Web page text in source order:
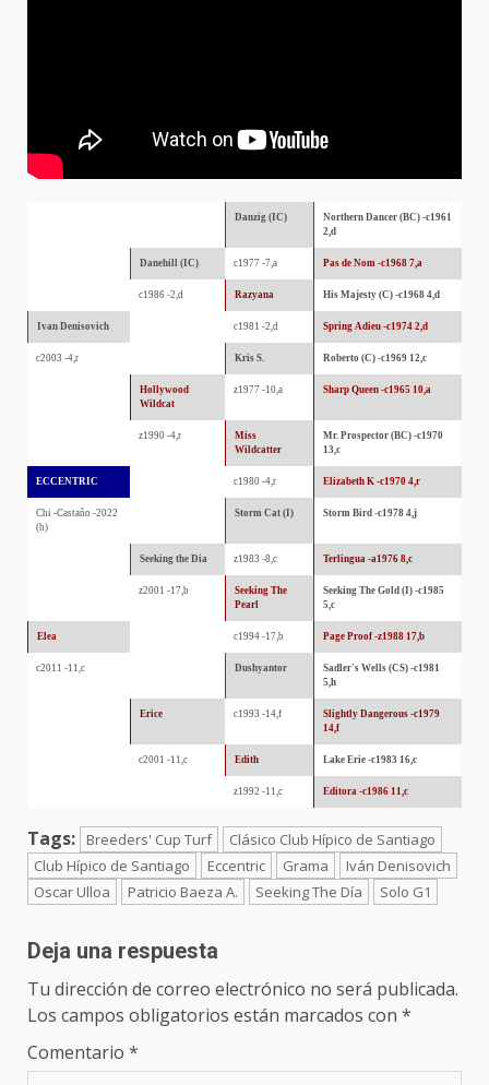
Danzig (IC)
Northern Dancer (BC) -c1961
2,d
Danehill (IC) c1977 -7,a Pas de Nom -c1968 7,a
c1986 -2,d Razyana His Majesty (C) -c1968 4,d
Ivan Denisovich c1981 -2,d Spring Adieu -c1974 2,d
c2003 -4,r Kris S. Roberto (C) -c1969 12,c
Hollywood
Wildcat
z1977 -10,a Sharp Queen -c1965 10,a
z1990 -4,r
Miss
Wildcatter
Mr. Prospector (BC) -c1970
13,c
ECCENTRIC c1980 -4,r Elizabeth K -c1970 4,r
Chi -Castaño -2022
(h)
Storm Cat (I) Storm Bird -c1978 4,j
Seeking the Dia z1983 -8,c Terlingua -a1976 8,c
z2001 -17,b
Seeking The
Pearl
Seeking The Gold (I) -c1985
5,c
Elea c1994 -17,b Page Proof -z1988 17,b
c2011 -11,c Dushyantor
Sadler's Wells (CS) -c1981
5,h
Erice c1993 -14,f
Slightly Dangerous -c1979
14,f
c2001 -11,c Edith Lake Erie -c1983 16,c
z1992 -11,c Editora -c1986 11,c
Tags: Breeders' Cup Turf
Clásico Club Hípico de Santiago
Club Hípico de Santiago
Eccentric Grama
Iván Denisovich
Oscar Ulloa
Patricio Baeza A. Seeking The Día Solo G1
Deja una respuesta
Tu dirección de correo electrónico no será publicada.
Los campos obligatorios están marcados con *
Comentario *